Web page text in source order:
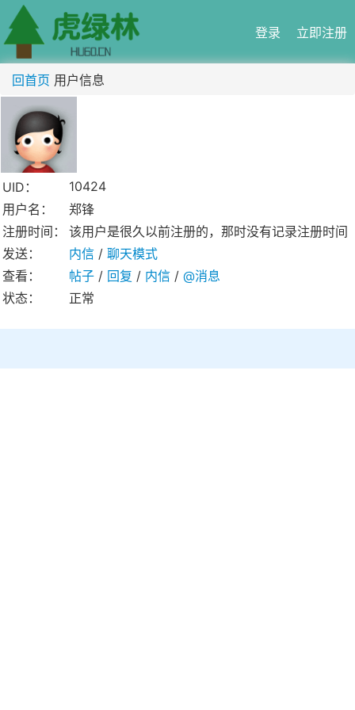
登录 立即注册
回首页 用户信息
UID：
10424
用户名：
郑锋
注册时间：
该用户是很久以前注册的，那时没有记录注册时间
发送：
内信 / 聊天模式
查看：
帖子 / 回复 / 内信 / @消息
状态：
正常